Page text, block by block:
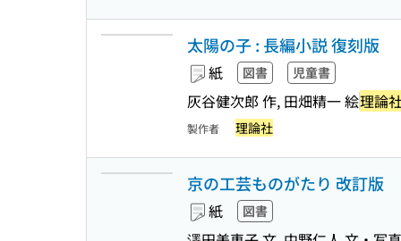
太陽の子 : 長編小説 復刻版
紙 図書 児童書
灰谷健次郎 作, 田畑精一 絵理論
製作者 理論社
京の工芸ものがたり 改訂版
紙 図書